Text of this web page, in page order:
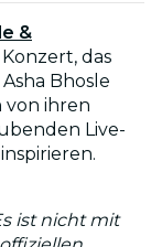
&
das
Bhosle
von ihren
Live-
ist nicht mit